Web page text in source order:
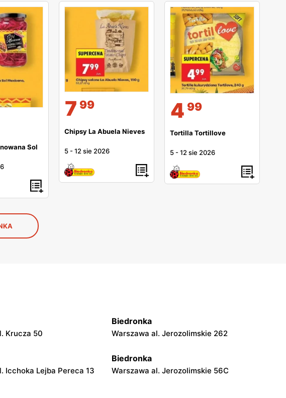
Sol
7 99
Chipsy La Abuela Nieves
5 -12 sie 2026
4 99
Tortilla Tortillove
5 -12 sie 2026
Krucza 50
Biedronka
Warszawa al. Jerozolimskie 262
Icchoka Lejba Pereca 13
Biedronka
Warszawa al. Jerozolimskie 56C